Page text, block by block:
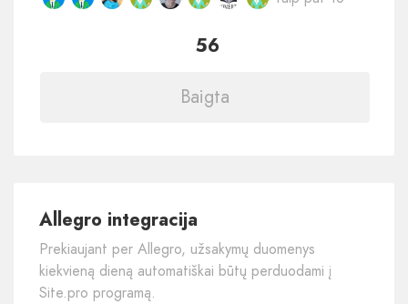
56
Baigta
Allegro integracija
Prekiaujant per Allegro, užsakymų duomenys
kiekvieną dieną automatiškai būtų perduodami į
Site.pro programą.